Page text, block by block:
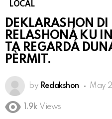
LOCAL
DEKLARASHON
RELASHONÁ KU
TA REGARDÁ
PÈRMIT.
by Redakshon May
1.9k Views